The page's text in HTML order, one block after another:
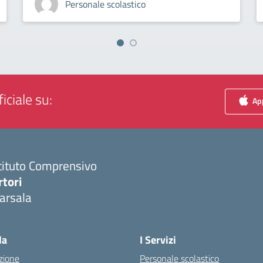
Personale scolastico
su:
Comprensivo
I Servizi
Personale scolastico